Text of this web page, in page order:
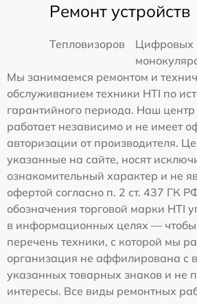
Ремонт устройств
Тепловизоров
Цифровых
Мы занимаемся ремонтом и
обслуживанием техники HTI по
гарантийного периода. Наш
работает независимо и не имеет
авторизации от производителя.
указанные на сайте, носят
ознакомительный характер и не
офертой согласно п. 2 ст. 437 ГК
обозначения торговой марки HTI
в информационных целях — чтобы
перечень техники, с которой мы
организация не аффилирована с
указанных товарных знаков и не
интересы. Все виды ремонтных